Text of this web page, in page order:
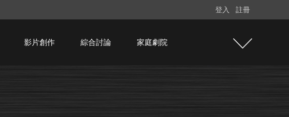
登入 註冊
影片創作 綜合討論 家庭劇院